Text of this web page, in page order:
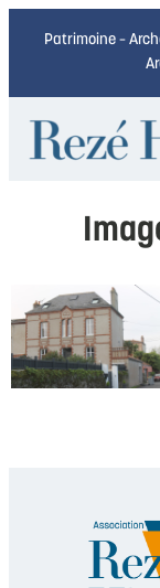
Patrimoine –